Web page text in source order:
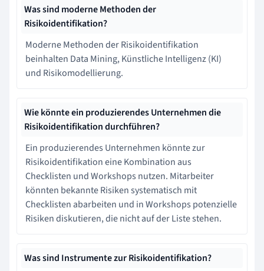
Was sind moderne Methoden der
Risikoidentifikation?
Moderne Methoden der Risikoidentifikation
beinhalten Data Mining, Künstliche Intelligenz (KI)
und Risikomodellierung.
Wie könnte ein produzierendes Unternehmen die
Risikoidentifikation durchführen?
Ein produzierendes Unternehmen könnte zur
Risikoidentifikation eine Kombination aus
Checklisten und Workshops nutzen. Mitarbeiter
könnten bekannte Risiken systematisch mit
Checklisten abarbeiten und in Workshops potenzielle
Risiken diskutieren, die nicht auf der Liste stehen.
Was sind Instrumente zur Risikoidentifikation?